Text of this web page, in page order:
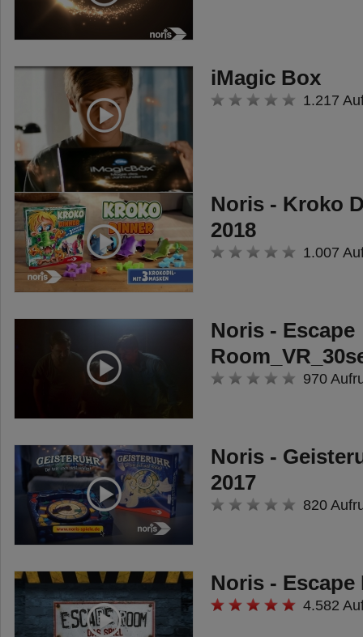
iMagic Box
1.217
Noris - Kroko
2018
1.007
Noris - Escape
970
Noris -
2017
820
Noris - Escape
4.582